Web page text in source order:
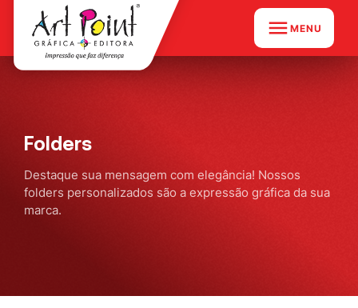
MENU
Folders
Destaque sua mensagem com elegância! Nossos
folders personalizados são a expressão gráfica da sua
marca.